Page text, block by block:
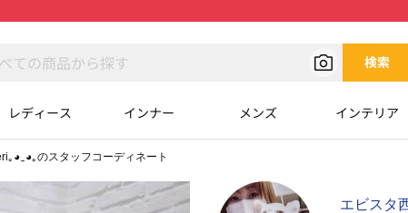
検索
レディース インナー メンズ インテリア
｡◕‿◕｡のスタッフコーディネート
エビスタ